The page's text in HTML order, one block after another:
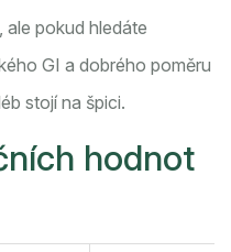
pokud hledáte
GI a dobrého poměru
stojí na špici.
hodnot